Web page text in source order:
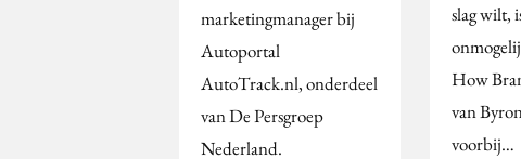
marketingmanager bij
Autoportal
AutoTrack.nl, onderdeel
van De Persgroep
Nederland.
slag wilt,
How
van
voorbij…